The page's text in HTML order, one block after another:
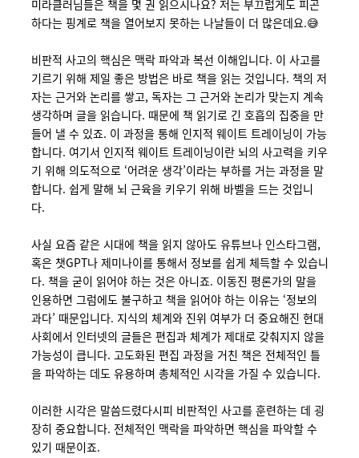
미라클러님들은 책을 몇 권 읽으시나요? 저는 부끄럽게도 피곤
하다는 핑계로 책을 열어보지 못하는 나날들이 더 많은데요.😅
비판적 사고의 핵심은 맥락 파악과 복선 이해입니다. 이 사고를
기르기 위해 제일 좋은 방법은 바로 책을 읽는 것입니다. 책의 저
자는 근거와 논리를 쌓고, 독자는 그 근거와 논리가 맞는지 계속
생각하며 글을 읽습니다. 때문에 책 읽기로 긴 호흡의 집중을 만
들어 낼 수 있죠. 이 과정을 통해 인지적 웨이트 트레이닝이 가능
합니다. 여기서 인지적 웨이트 트레이닝이란 뇌의 사고력을 키우
기 위해 의도적으로‘어려운 생각’이라는 부하를 거는 과정을 말
합니다. 쉽게 말해 뇌 근육을 키우기 위해 바벨을 드는 것입니
다.
사실 요즘 같은 시대에 책을 읽지 않아도 유튜브나 인스타그램,
혹은 챗GPT나 제미나이를 통해서 정보를 쉽게 체득할 수 있습니
다. 책을 굳이 읽어야 하는 것은 아니죠. 이동진 평론가의 말을
인용하면 그럼에도 불구하고 책을 읽어야 하는 이유는 ‘정보의
과다’ 때문입니다. 지식의 체계와 진위 여부가 더 중요해진 현대
사회에서 인터넷의 글들은 편집과 체계가 제대로 갖춰지지 않을
가능성이 큽니다. 고도화된 편집 과정을 거친 책은 전체적인 틀
을 파악하는 데도 유용하며 총체적인 시각을 가질 수 있습니다.
이러한 시각은 말씀드렸다시피 비판적인 사고를 훈련하는 데 굉
장히 중요합니다. 전체적인 맥락을 파악하면 핵심을 파악할 수
있기 때문이죠.